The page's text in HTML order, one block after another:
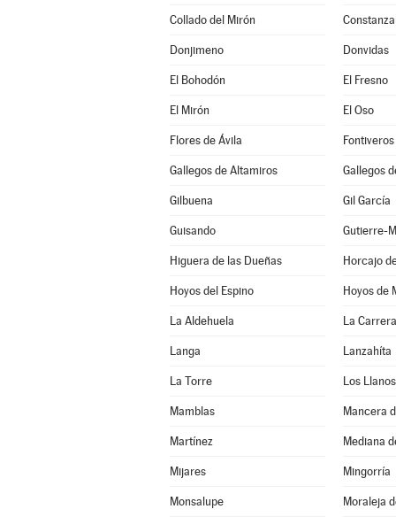
Collado del Mirón
Donjimeno Donvidas
El Bohodón El Fresno
El Mirón El Oso
Flores de Ávila Fontiveros
Gallegos de Altamiros Gallegos
Gilbuena Gil García
Guisando Gutierre-
Higuera de las Dueñas Horcajo
Hoyos del Espino Hoyos de
La Aldehuela La Carrera
Langa Lanzahíta
La Torre Los
Mamblas Mancera
Martínez Mediana
Mijares Mingorría
Monsalupe Moraleja